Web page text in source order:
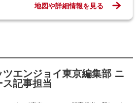
地図や詳細情報を見る
ツエンジョイ東京編集部 ニ
ス記事担当